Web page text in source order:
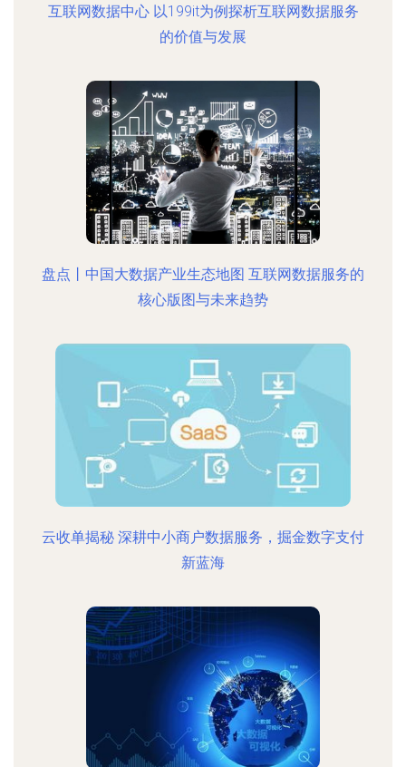
互联网数据中心 以199it为例探析互联网数据服务
的价值与发展
盘点丨中国大数据产业生态地图 互联网数据服务的
核心版图与未来趋势
云收单揭秘 深耕中小商户数据服务，掘金数字支付
新蓝海